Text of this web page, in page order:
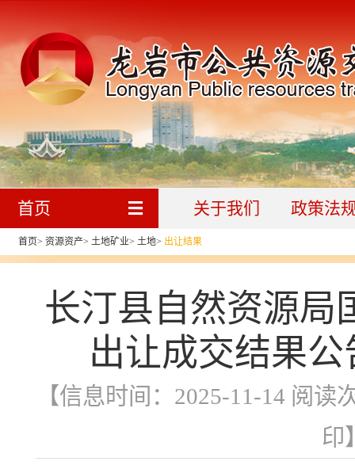
首页 关于我们 政策法
首页> 资源资产> 土地矿业> 土地> 出让结果
长汀县自然资源局
出让成交结果公
【信息时间：2025-11-14 阅读
印